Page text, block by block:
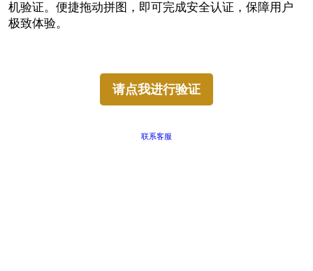
机验证。便捷拖动拼图，即可完成安全认证，保障用户
极致体验。
请点我进行验证
联系客服